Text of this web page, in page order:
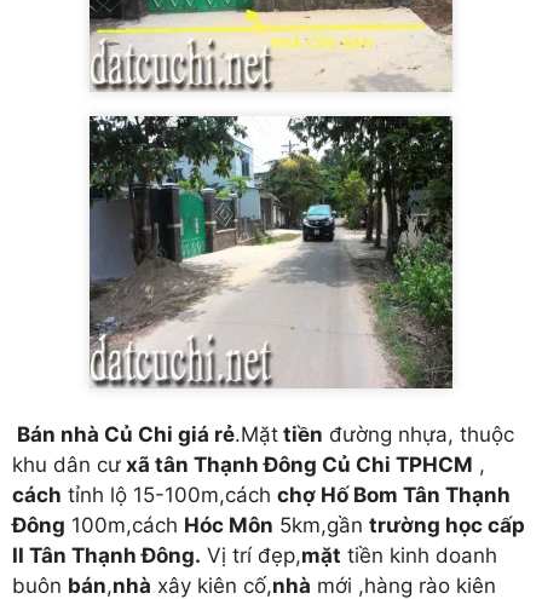
Bán nhà Củ Chi giá rẻ.Mặt tiền đường nhựa, thuộc
khu dân cư xã tân Thạnh Đông Củ Chi TPHCM ,
cách tỉnh lộ 15-100m,cách chợ Hố Bom Tân Thạnh
Đông 100m,cách Hóc Môn 5km,gần trường học cấp
II Tân Thạnh Đông. Vị trí đẹp,mặt tiền kinh doanh
buôn bán,nhà xây kiên cố,nhà mới ,hàng rào kiên